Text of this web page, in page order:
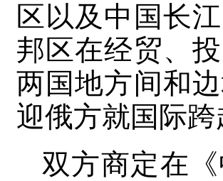
区以及中国长
邦区在经贸、
两国地方间和
迎俄方就国际
双方商定在